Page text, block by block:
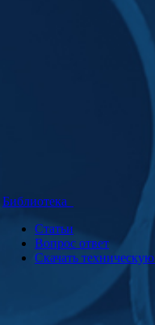
Библиотека
Статьи
Вопрос ответ
Скачать